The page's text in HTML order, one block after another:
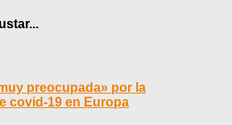
preocupada» por la
covid-19 en Europa